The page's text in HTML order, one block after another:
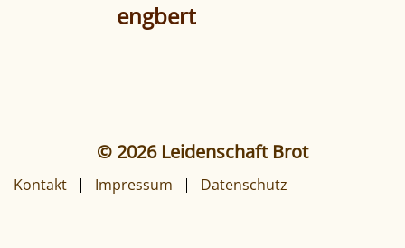
© 2026 Leidenschaft Brot
Kontakt Impressum Datenschutz